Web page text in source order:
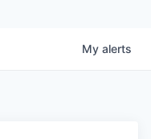
My alerts